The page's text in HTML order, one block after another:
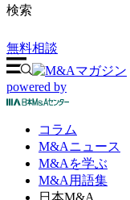
検索
無料相談
powered by
コラム
M&Aニュース
M&Aを学ぶ
M&A 用語集
日本M&A